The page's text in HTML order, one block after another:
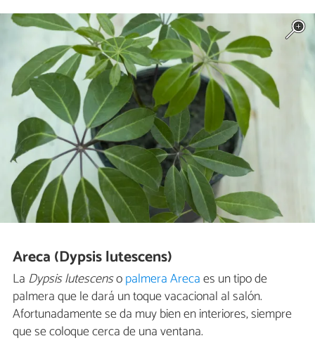
Areca (Dypsis lutescens)
La Dypsis lutescensopalmera Arecaes un tipo de
palmera que le dará un toque vacacional al salón.
Afortunadamente se da muy bien en interiores, siempre
que se coloque cerca de una ventana.